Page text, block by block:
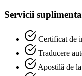
Servicii
Certificat de
Traducere
Apostilă de